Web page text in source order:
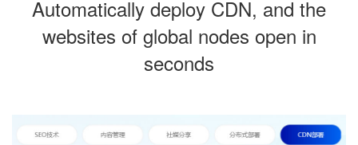
Automatically deploy CDN, and the
websites of global nodes open in
seconds